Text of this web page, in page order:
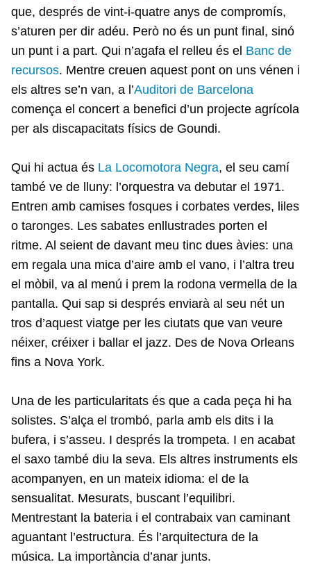
que, després de vint-i-quatre anys de compromís,
s’aturen per dir adéu. Però no és un punt final, sinó
un punt i a part. Qui n’agafa el relleu és el Banc de
recursos. Mentre creuen aquest pont on uns vénen i
els altres se’n van, a l’Auditori de Barcelona
comença el concert a benefici d’un projecte agrícola
per als discapacitats físics de Goundi.
Qui hi actua és La Locomotora Negra, el seu camí
també ve de lluny: l’orquestra va debutar el 1971.
Entren amb camises fosques i corbates verdes, liles
o taronges. Les sabates enllustrades porten el
ritme. Al seient de davant meu tinc dues àvies: una
em regala una mica d’aire amb el vano, i l’altra treu
el mòbil, va al menú i prem la rodona vermella de la
pantalla. Qui sap si després enviarà al seu nét un
tros d’aquest viatge per les ciutats que van veure
néixer, créixer i ballar el jazz. Des de Nova Orleans
fins a Nova York.
Una de les particularitats és que a cada peça hi ha
solistes. S’alça el trombó, parla amb els dits i la
bufera, i s’asseu. I després la trompeta. I en acabat
el saxo també diu la seva. Els altres instruments els
acompanyen, en un mateix idioma: el de la
sensualitat. Mesurats, buscant l’equilibri.
Mentrestant la bateria i el contrabaix van caminant
aguantant l’estructura. És l’arquitectura de la
música. La importància d’anar junts.